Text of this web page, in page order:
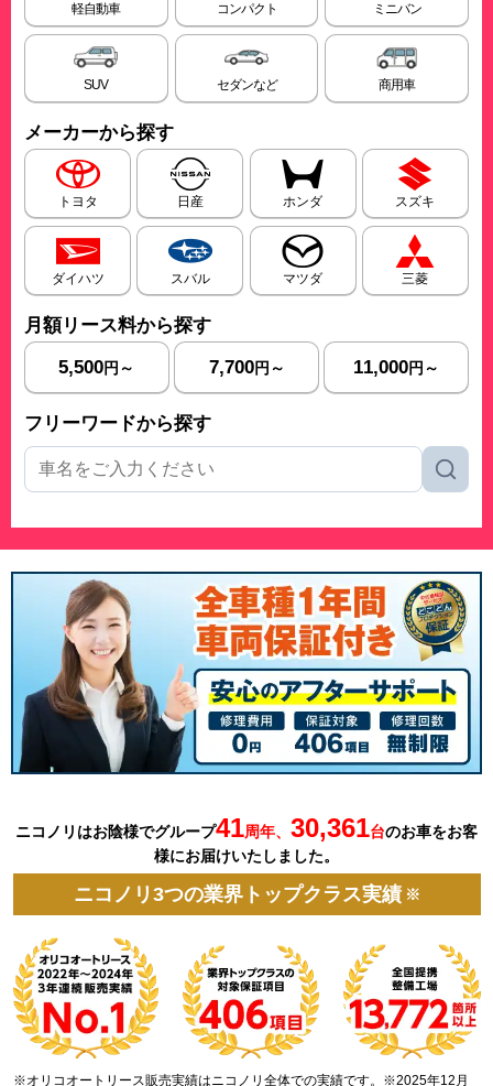
軽自動車 コンパクト ミニバン
SUV セダンなど 商用車
メーカーから探す
トヨタ 日産 ホンダ スズキ
ダイハツ スバル マツダ 三菱
月額リース料から探す
5,500円～ 7,700円～ 11,000円～
フリーワードから探す
ニコノリはお陰様でグループ41周年、 30,361台のお車をお客
様にお届けいたしました。
ニコノリ3つの業界トップクラス実績 ※
※オリコオートリース販売実績はニコノリ全体での実績です。※2025年12月